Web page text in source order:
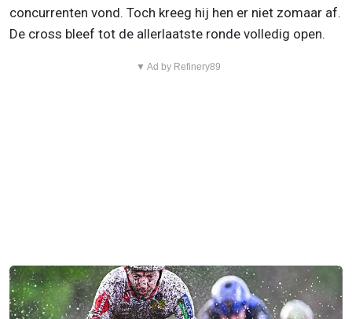
concurrenten vond. Toch kreeg hij hen er niet zomaar af.
De cross bleef tot de allerlaatste ronde volledig open.
▼ Ad by Refinery89